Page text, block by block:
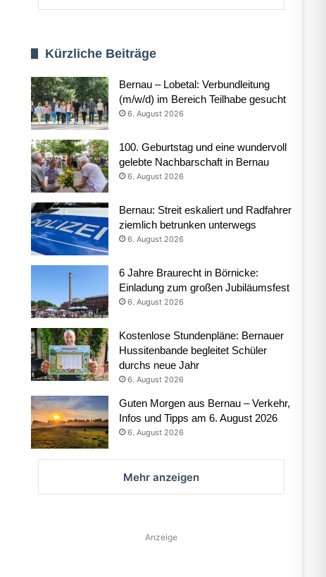
Kürzliche Beiträge
Bernau – Lobetal: Verbundleitung
(m/w/d) im Bereich Teilhabe gesucht
6. August 2026
100. Geburtstag und eine wundervoll
gelebte Nachbarschaft in Bernau
6. August 2026
Bernau: Streit eskaliert und Radfahrer
ziemlich betrunken unterwegs
6. August 2026
6 Jahre Braurecht in Börnicke:
Einladung zum großen Jubiläumsfest
6. August 2026
Kostenlose Stundenpläne: Bernauer
Hussitenbande begleitet Schüler
durchs neue Jahr
6. August 2026
Guten Morgen aus Bernau – Verkehr,
Infos und Tipps am 6. August 2026
6. August 2026
Mehr anzeigen
Anzeige